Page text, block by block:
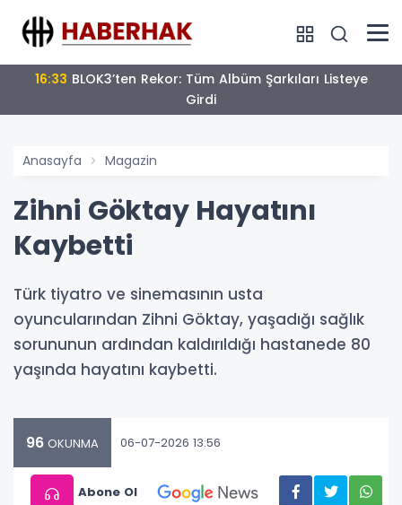
16:33
Girdi
Anasayfa Magazin
Zihni Göktay Hayatını
Kaybetti
Türk tiyatro ve sinemasının usta
oyuncularından Zihni Göktay, yaşadığı sağlık
sorununun ardından kaldırıldığı hastanede 80
yaşında hayatını kaybetti.
96 OKUNMA 06-07-2026 13:56
Abone Ol